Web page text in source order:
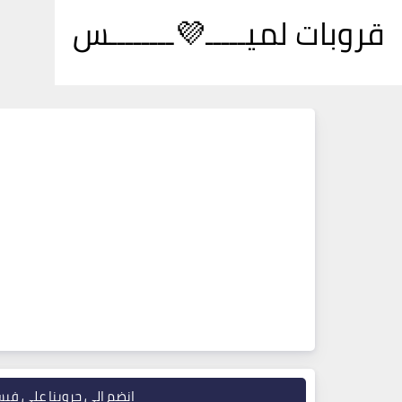
قروبات لميـــــ💜ــــــــس
انضم إلى جروبنا على